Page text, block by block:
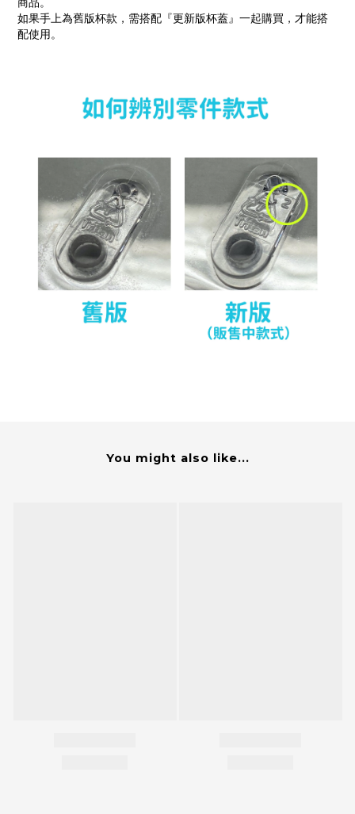
如果手上為舊版杯款，需搭配『更新版杯蓋』一起購買，才能搭
配使用。
You might also like...